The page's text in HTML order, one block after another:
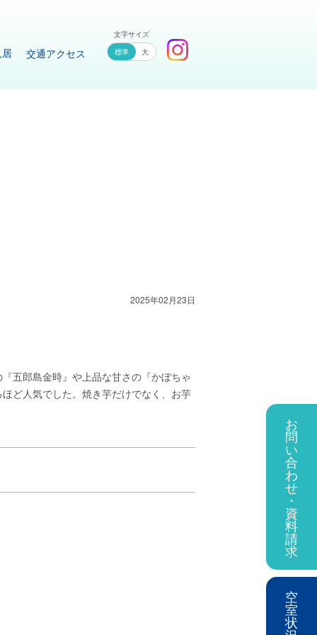
交通アクセス
文字サイズ
大
お
問
い
合
わ
せ
・
資
料
請
求
空
室
状
2025年02月23日
五郎島金時』や上品な甘さの『かぼちゃ
ど人気でした。焼き芋だけでなく、お芋